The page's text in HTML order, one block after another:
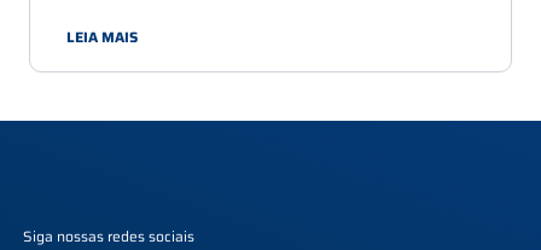
LEIA MAIS
Siga nossas redes sociais